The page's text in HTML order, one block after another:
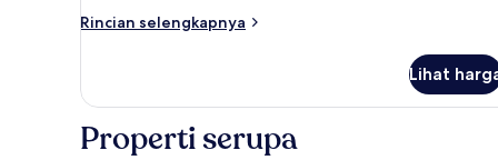
Rincian selengkapnya
Rincian
Dupleks
Lihat
Properti serupa